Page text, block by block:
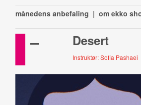
månedens anbefaling | om ekko
– Desert
Instruktør: Sofia Pashaei